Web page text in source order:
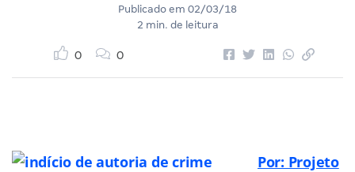
Publicado em 02/03/18
2 min. de leitura
0 0
Por: Projeto